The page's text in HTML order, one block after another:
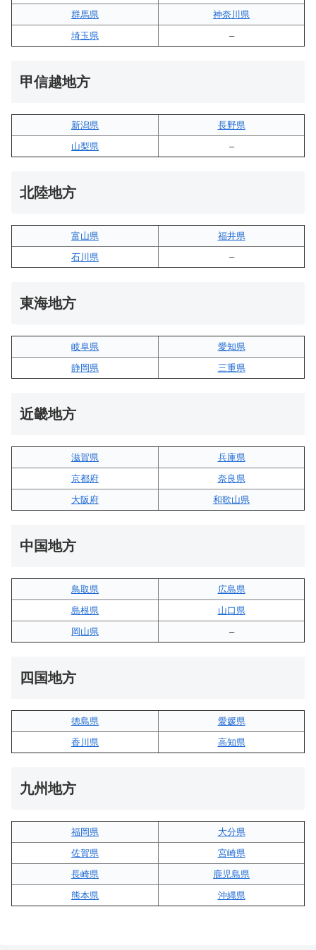
群馬県
神奈川県
埼玉県
–
甲信越地方
新潟県
長野県
山梨県
–
北陸地方
富山県
福井県
石川県
–
東海地方
岐阜県
愛知県
静岡県
三重県
近畿地方
滋賀県
兵庫県
京都府
奈良県
大阪府
和歌山県
中国地方
鳥取県
広島県
島根県
山口県
岡山県
–
四国地方
徳島県
愛媛県
香川県
高知県
九州地方
福岡県
大分県
佐賀県
宮崎県
長崎県
鹿児島県
熊本県
沖縄県